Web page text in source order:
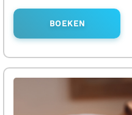
BOEKEN